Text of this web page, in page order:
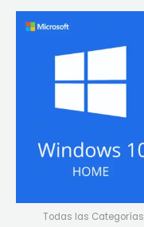
Todas las Categorías